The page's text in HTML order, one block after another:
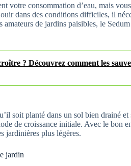
votre consommation d’eau, mais
dans des conditions difficiles, il
de jardins paisibles, le
? Découvrez comment les
soit planté dans un sol bien drainé
de croissance initiale. Avec le bon
jardinières plus légères.
jardin